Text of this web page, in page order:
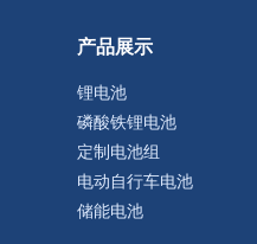
产品展示
锂电池
磷酸铁锂电池
定制电池组
电动自行车电池
储能电池